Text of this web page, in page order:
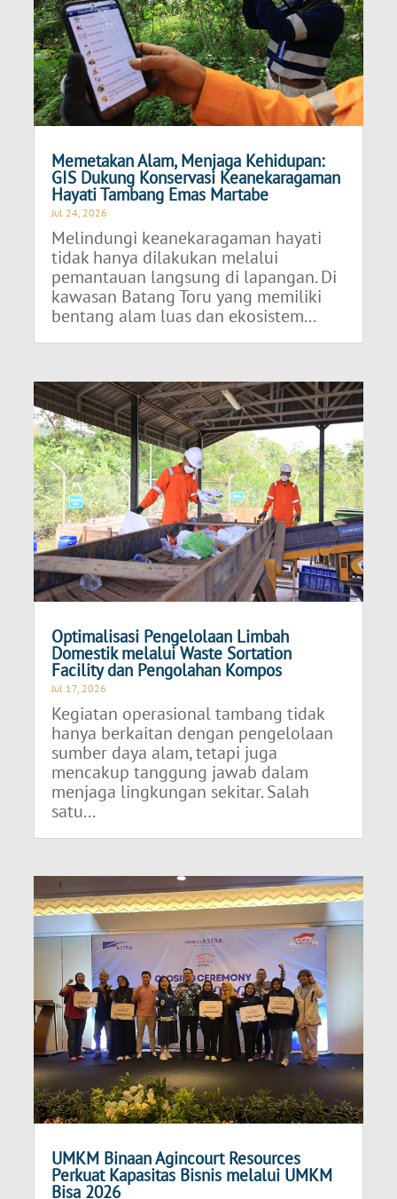
Memetakan Alam, Menjaga Kehidupan:
GIS Dukung Konservasi Keanekaragaman
Hayati Tambang Emas Martabe
Jul 24, 2026
Melindungi keanekaragaman hayati
tidak hanya dilakukan melalui
pemantauan langsung di lapangan. Di
kawasan Batang Toru yang memiliki
bentang alam luas dan ekosistem...
Optimalisasi Pengelolaan Limbah
Domestik melalui Waste Sortation
Facility dan Pengolahan Kompos
Jul 17, 2026
Kegiatan operasional tambang tidak
hanya berkaitan dengan pengelolaan
sumber daya alam, tetapi juga
mencakup tanggung jawab dalam
menjaga lingkungan sekitar. Salah
satu...
UMKM Binaan Agincourt Resources
Perkuat Kapasitas Bisnis melalui UMKM
Bisa 2026